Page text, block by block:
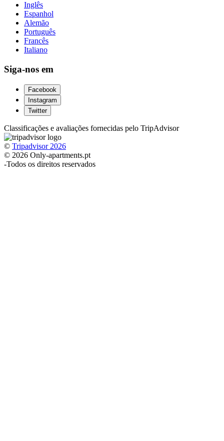
Inglês
Espanhol
Alemão
Português
Francês
Italiano
Siga-nos em
Facebook
Instagram
Twitter
Classificações e avaliações fornecidas pelo TripAdvisor
© Tripadvisor 2026
© 2026 Only-apartments.pt
-Todos os direitos reservados